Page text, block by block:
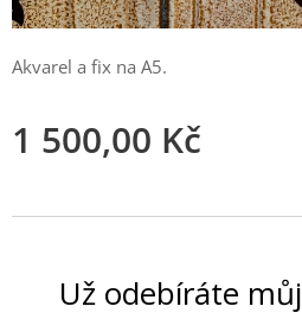
Akvarel a fix na A5.
1 500,00 Kč
Už odebíráte můj